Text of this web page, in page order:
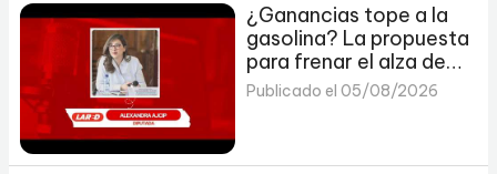
¿Ganancias tope a la
gasolina? La propuesta
para frenar el alza de
precios en Guatemala
Publicado el 05/08/2026